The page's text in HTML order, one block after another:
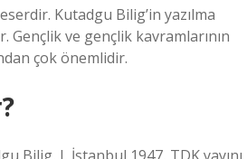
Kutadgu Bilig’in yazılma
ve gençlik kavramlarının
çok önemlidir.